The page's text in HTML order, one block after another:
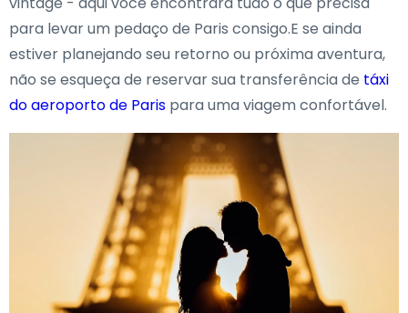
para levar um pedaço de Paris consigo.E se ainda
estiver planejando seu retorno ou próxima aventura,
não se esqueça de reservar sua transferência de táxi
do aeroporto de Paris para uma viagem confortável.